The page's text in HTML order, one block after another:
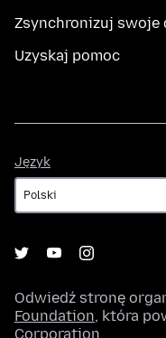
Zsynchronizuj swoje
Uzyskaj pomoc
Język
Odwiedź stronę
Foundation, która
Corporation.